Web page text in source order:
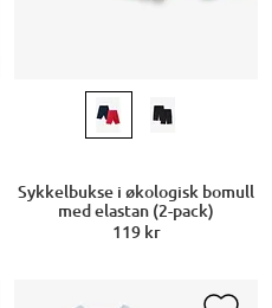
Sykkelbukse i økologisk bomull
med elastan (2-pack)
119 kr